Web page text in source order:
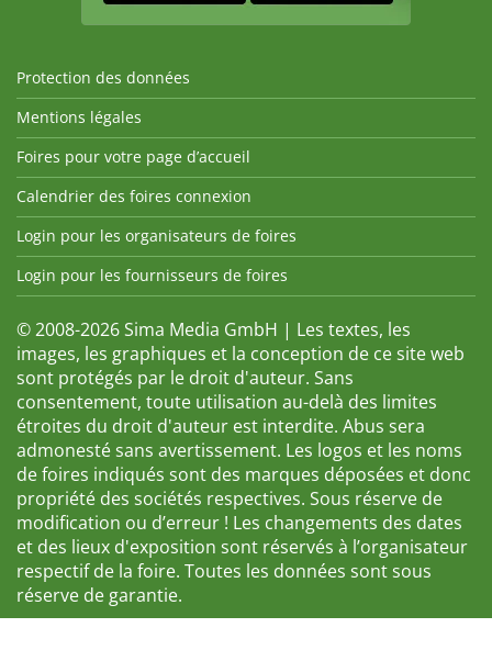
Protection des données
Mentions légales
Foires pour votre page d’accueil
Calendrier des foires connexion
Login pour les organisateurs de foires
Login pour les fournisseurs de foires
© 2008-2026 Sima Media GmbH | Les textes, les
images, les graphiques et la conception de ce site web
sont protégés par le droit d'auteur. Sans
consentement, toute utilisation au-delà des limites
étroites du droit d'auteur est interdite. Abus sera
admonesté sans avertissement. Les logos et les noms
de foires indiqués sont des marques déposées et donc
propriété des sociétés respectives. Sous réserve de
modification ou d’erreur ! Les changements des dates
et des lieux d'exposition sont réservés à l’organisateur
respectif de la foire. Toutes les données sont sous
réserve de garantie.